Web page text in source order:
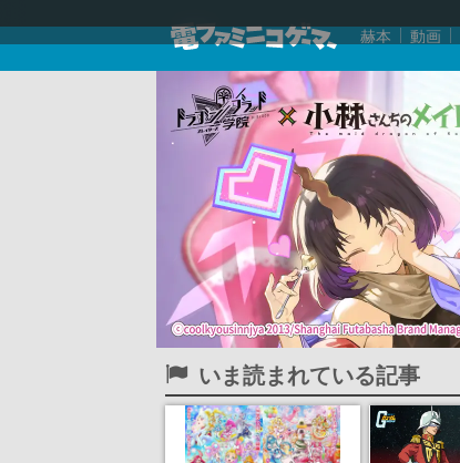
赫本 動画
いま読まれている記事